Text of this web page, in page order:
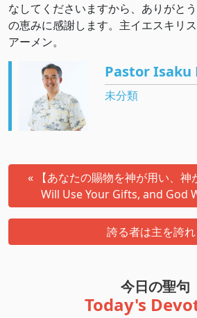
なしてくださいますから、ありがと
の恵みに感謝します。主イエスキリス
アーメン。
Pastor Isaku
未分類
« 【あなたの賜物を神が用い、神
Will Use Your Gifts, and God
誇る者は主を誇
今日の聖句
Today's